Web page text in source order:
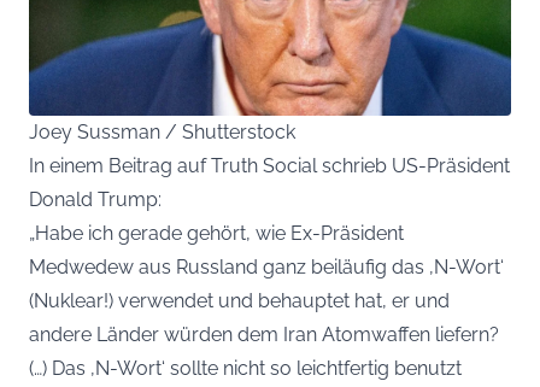
Joey Sussman / Shutterstock
In einem Beitrag auf Truth Social schrieb US-Präsident
Donald Trump:
„Habe ich gerade gehört, wie Ex-Präsident
Medwedew aus Russland ganz beiläufig das ‚N-Wort‘
(Nuklear!) verwendet und behauptet hat, er und
andere Länder würden dem Iran Atomwaffen liefern?
(…) Das ‚N-Wort‘ sollte nicht so leichtfertig benutzt